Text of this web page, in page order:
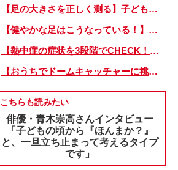
【足の大きさを正しく測る】子どもの靴の最適サイズは？ 月に1回は測り直そう！
【健やかな足はこうなっている！】「疲れた！ 抱っこ！」は靴のせい？ 子どもの足を育てる「足育」を今日からさっそく始めましょう！
【熱中症の症状を3段階でCHECK！】症状が軽い順にⅠ～Ⅲ度に分類。この症状が出ていたら、医療機関に連絡を！
【おうちでドームキャッチャーに挑戦だ】アンパンマン わくわくドームキャッチャー
こちらも読みたい
俳優・青木崇高さんインタビュー
「子どもの頃から『ほんまか？』
と、一旦立ち止まって考えるタイプ
です」